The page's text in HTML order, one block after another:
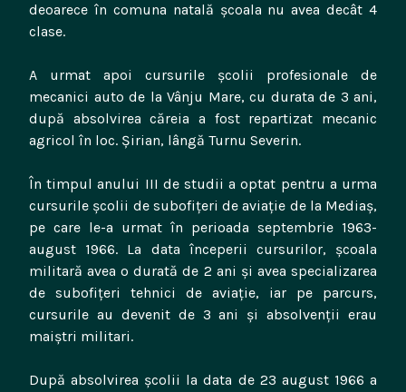
deoarece în comuna natală şcoala nu avea decât 4
clase.
A urmat apoi cursurile şcolii profesionale de
mecanici auto de la Vânju Mare, cu durata de 3 ani,
după absolvirea căreia a fost repartizat mecanic
agricol în loc. Şirian, lângă Turnu Severin.
În timpul anului III de studii a optat pentru a urma
cursurile şcolii de subofiţeri de aviaţie de la Mediaş,
pe care le-a urmat în perioada septembrie 1963-
august 1966. La data începerii cursurilor, şcoala
militară avea o durată de 2 ani şi avea specializarea
de subofiţeri tehnici de aviaţie, iar pe parcurs,
cursurile au devenit de 3 ani şi absolvenţii erau
maiştri militari.
După absolvirea şcolii la data de 23 august 1966 a